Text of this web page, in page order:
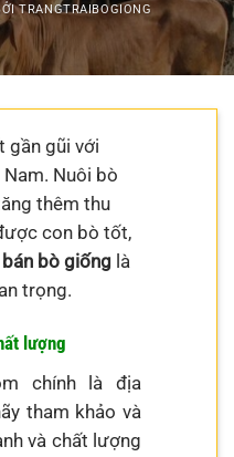
TRANGTRAIBOGIONG
gần gũi với
Nuôi bò
thêm thu
con bò tốt,
bò giống là
trọng.
lượng
chính là địa
tham khảo và
và chất lượng